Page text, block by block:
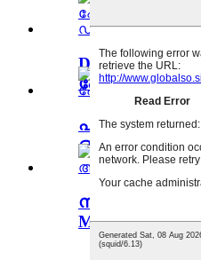
DC ബ്രഷ്
ഫോട്ടോ
പ്രാവുകളുടെ
ഓഫ് ഗ്രി...
നൂതനവും
MPPT ...